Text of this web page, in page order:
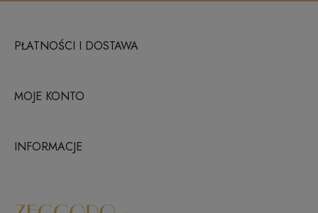
PŁATNOŚCI I DOSTAWA
MOJE KONTO
INFORMACJE